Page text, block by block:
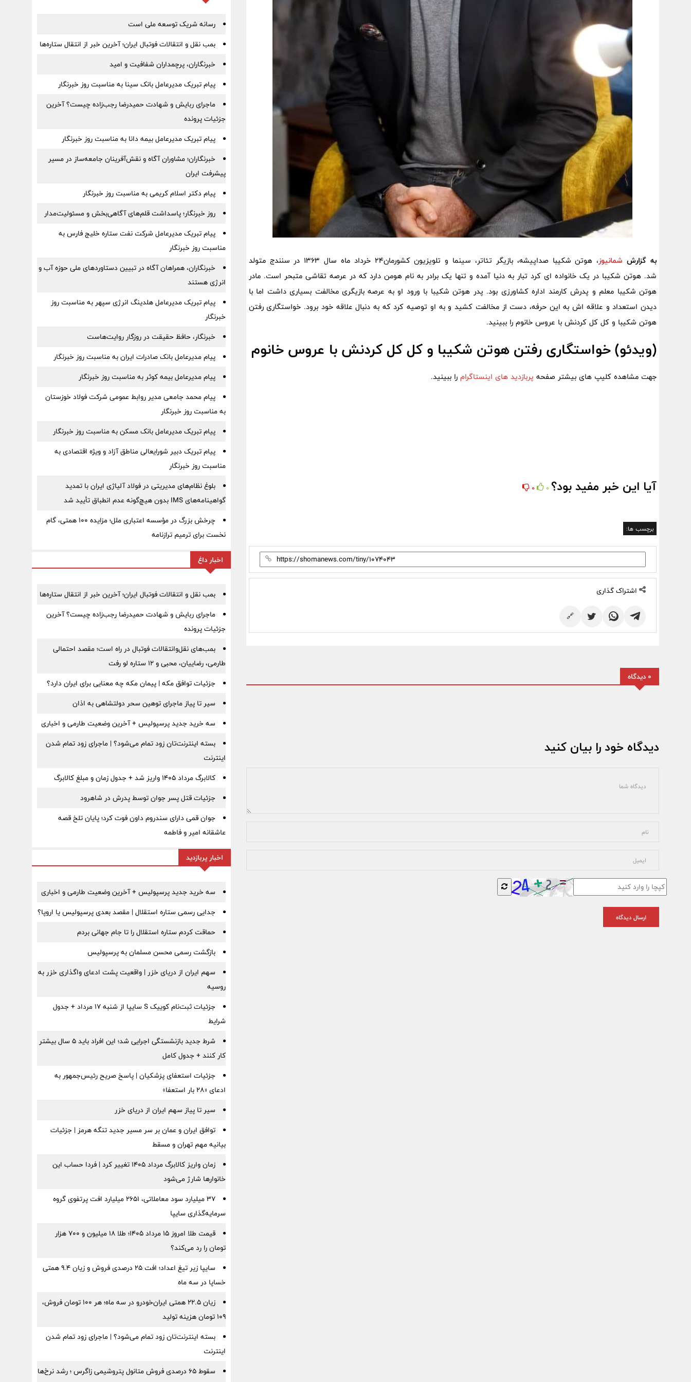
به گزارش شمانیوز
، هوتن شکیبا صداپیشه، بازیگر تئاتر، سینما و تلویزیون کشورمان24 خرداد ماه سال 1363 در سنندج متولد
شد. هوتن شکیبا در یک خانواده ای کرد تبار به دنیا آمده و تنها یک برادر به نام هومن دارد که در عرصه تقاشی متبحر است. مادر
هوتن شکیبا معلم و پدرش کارمند اداره کشاورزی بود. پدر هوتن شکیبا با ورود او به عرصه بازیگری مخالفت بسیاری داشت اما با
دیدن استعداد و علاقه اش به این حرفه، دست از مخالفت کشید و به او توصیه کرد که به دنبال علاقه خود برود. خواستگاری رفتن
هوتن شکیبا و کل کل کردنش با عروس خانوم را ببینید.
(ویدئو) خواستگاری رفتن هوتن شکیبا و کل کل کردنش با عروس خانوم
جهت مشاهده کلیپ های بیشتر صفحه پربازدید های اینستاگرام را ببینید.
آیا این خبر مفید بود؟ 0
0
برچسب ها:
اشتراک گذاری
🔗
0 دیدگاه
دیدگاه خود را بیان کنید
ارسال دیدگاه
رسانه شریک توسعه ملی است
بمب نقل‌ و انتقالات فوتبال ایران؛ آخرین خبر از انتقال ستاره‌ها
خبرنگاران، پرچمداران شفافیت و امید
پیام تبریک مدیرعامل بانک سینا به مناسبت روز خبرنگار
ماجرای ربایش و شهادت حمیدرضا رجب‌زاده چیست؟ آخرین
جزئیات پرونده
پیام ‌تبریک‌ مدیرعامل بیمه دانا به مناسبت روز خبرنگار
خبرنگاران؛ مشاوران آگاه و نقش‌آفرینان جامعه‌ساز در مسیر
پیشرفت ایران
پیام دکتر اسلام کریمی به مناسبت روز خبرنگار
روز خبرنگار؛ پاسداشت قلم‌های آگاهی‌بخش و مسئولیت‌مدار
پیام تبریک مدیرعامل شرکت نفت ستاره خلیج فارس به
مناسبت روز خبرنگار
خبرنگاران، همراهان آگاه در تبیین دستاوردهای ملی حوزه آب و
انرژی هستند
پیام تبریک مدیرعامل هلدینگ انرژی سپهر به مناسبت روز
خبرنگار
خبرنگار، حافظ حقیقت در روزگار روایت‌هاست
پیام مدیرعامل بانک صادرات ایران به مناسبت روز خبرنگار
پیام مدیرعامل بیمه کوثر به مناسبت روز خبرنگار
پیام محمد جامعی مدیر روابط عمومی شرکت فولاد خوزستان
به مناسبت روز خبرنگار
پیام تبریک مدیرعامل بانک مسکن به مناسبت روز خبرنگار
پیام تبریک دبیر شورایعالی مناطق آزاد و ویژه اقتصادی به
مناسبت روز خبرنگار
بلوغ نظام‌های مدیریتی در فولاد آلیاژی ایران با تمدید
گواهینامه‌های IMS بدون هیچ‌گونه عدم انطباق تأیید شد
چرخش بزرگ در مؤسسه اعتباری ملل؛ مزایده ۱۰۰ همتی، گام
نخست برای ترمیم ترازنامه
اخبار داغ
بمب نقل‌ و انتقالات فوتبال ایران؛ آخرین خبر از انتقال ستاره‌ها
ماجرای ربایش و شهادت حمیدرضا رجب‌زاده چیست؟ آخرین
جزئیات پرونده
بمب‌های نقل‌وانتقالات فوتبال در راه است؛ مقصد احتمالی
طارمی، رضاییان، محبی و ۱۲ ستاره لو رفت
جزئیات توافق مکه | پیمان مکه چه معنایی برای ایران دارد؟
سیر تا پیاز ماجرای توهین سحر دولتشاهی به اذان
سه خرید جدید پرسپولیس + آخرین وضعیت طارمی و اخباری
بسته اینترنت‌تان زود تمام می‌شود؟ | ماجرای زود تمام شدن
اینترنت
کالابرگ مرداد ۱۴۰۵ واریز شد + جدول زمان و مبلغ کالابرگ
جزئیات قتل پسر جوان توسط پدرش در شاهرود
جوان قمی دارای سندروم داون فوت کرد؛ پایان تلخ قصه
عاشقانه امیر و فاطمه
اخبار پربازدید
سه خرید جدید پرسپولیس + آخرین وضعیت طارمی و اخباری
جدایی رسمی ستاره استقلال | مقصد بعدی پرسپولیس یا اروپا؟
حماقت کردم ستاره استقلال را تا جام جهانی بردم
بازگشت رسمی محسن مسلمان به پرسپولیس
سهم ایران از دریای خزر | واقعیت پشت ادعای واگذاری خزر به
روسیه
جزئیات ثبت‌نام کوییک S سایپا از شنبه ۱۷ مرداد + جدول
شرایط
شرط جدید بازنشستگی اجرایی شد؛ این افراد باید ۵ سال بیشتر
کار کنند + جدول کامل
جزئیات استعفای پزشکیان | پاسخ صریح رئیس‌جمهور به
ادعای «۲۸ بار استعفا»
سیر تا پیاز سهم ایران از دریای خزر
توافق ایران و عمان بر سر مسیر جدید تنگه هرمز | جزئیات
بیانیه مهم تهران و مسقط
زمان واریز کالابرگ مرداد ۱۴۰۵ تغییر کرد | فردا حساب این
خانوارها شارژ می‌شود
۳۷ میلیارد سود معاملاتی، ۲۶۵۱ میلیارد افت پرتفوی گروه
سرمایه‌گذاری سایپا
قیمت طلا امروز ۱۵ مرداد ۱۴۰۵؛ طلا ۱۸ میلیون و ۷۰۰ هزار
تومان را رد می‌کند؟
سایپا زیر تیغ اعداد؛ افت ۲۵ درصدی فروش و زیان ۹.۴ همتی
خساپا در سه ماه
زیان ۲۲.۵ همتی ایران‌خودرو در سه ماه؛ هر ۱۰۰ تومان فروش،
۱۰۹ تومان هزینه تولید
بسته اینترنت‌تان زود تمام می‌شود؟ | ماجرای زود تمام شدن
اینترنت
سقوط ۶۵ درصدی فروش متانول پتروشیمی زاگرس ؛ رشد نرخ‌ها